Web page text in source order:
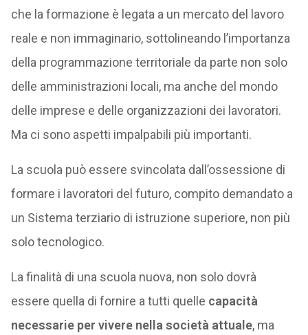
che la formazione è legata a un mercato del lavoro
reale e non immaginario, sottolineando l’importanza
della programmazione territoriale da parte non solo
delle amministrazioni locali, ma anche del mondo
delle imprese e delle organizzazioni dei lavoratori.
Ma ci sono aspetti impalpabili più importanti.
La scuola può essere svincolata dall’ossessione di
formare i lavoratori del futuro, compito demandato a
un Sistema terziario di istruzione superiore, non più
solo tecnologico.
La finalità di una scuola nuova, non solo dovrà
essere quella di fornire a tutti quelle capacità
necessarie per vivere nella società attuale, ma